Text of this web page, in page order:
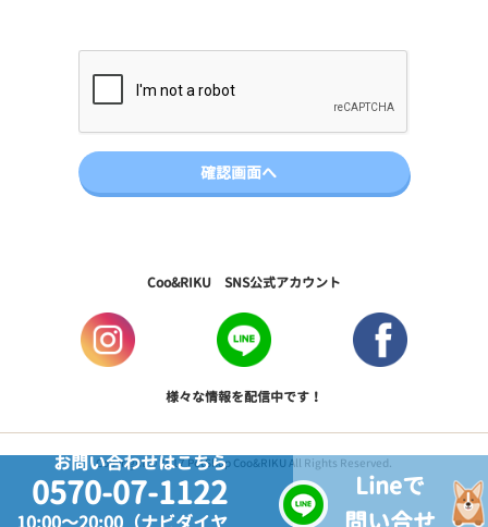
お問い合わせはこちら
0570-07-1122
10:00～20:00（ナビダイヤ
Lineで
Coo&RIKU SNS公式アカウント
様々な情報を配信中です！
Copyright © 2017 PetShop Coo&RIKU All Rights Reserved.